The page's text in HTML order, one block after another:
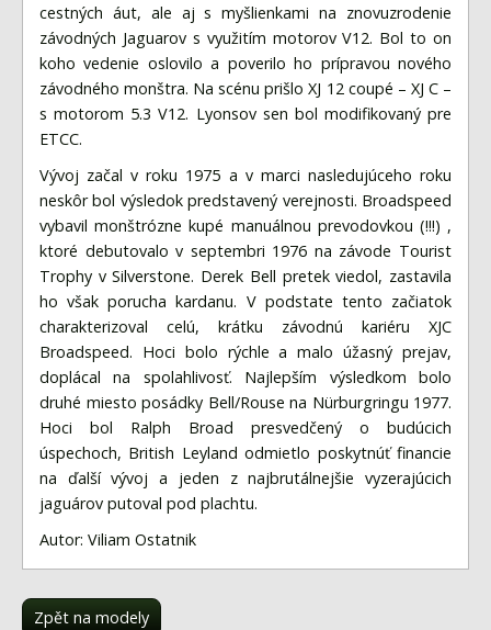
cestných áut, ale aj s myšlienkami na znovuzrodenie
závodných Jaguarov s využitím motorov V12. Bol to on
koho vedenie oslovilo a poverilo ho prípravou nového
závodného monštra. Na scénu prišlo XJ 12 coupé – XJ C –
s motorom 5.3 V12. Lyonsov sen bol modifikovaný pre
ETCC.
Vývoj začal v roku 1975 a v marci nasledujúceho roku
neskôr bol výsledok predstavený verejnosti. Broadspeed
vybavil monštrózne kupé manuálnou prevodovkou (!!!) ,
ktoré debutovalo v septembri 1976 na závode Tourist
Trophy v Silverstone. Derek Bell pretek viedol, zastavila
ho však porucha kardanu. V podstate tento začiatok
charakterizoval celú, krátku závodnú kariéru XJC
Broadspeed. Hoci bolo rýchle a malo úžasný prejav,
doplácal na spolahlivosť. Najlepším výsledkom bolo
druhé miesto posádky Bell/Rouse na Nürburgringu 1977.
Hoci bol Ralph Broad presvedčený o budúcich
úspechoch, British Leyland odmietlo poskytnúť financie
na ďalší vývoj a jeden z najbrutálnejšie vyzerajúcich
jaguárov putoval pod plachtu.
Autor: Viliam Ostatnik
Zpět na modely